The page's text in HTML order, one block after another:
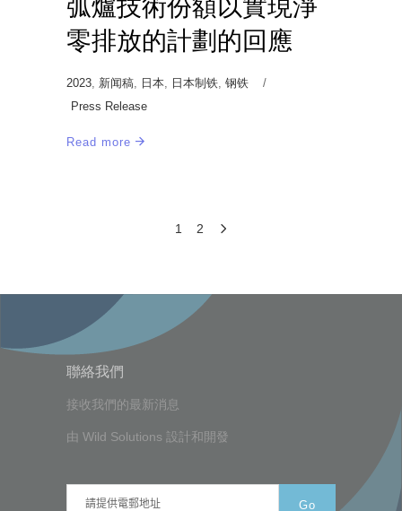
弧爐技術份額以實現淨
零排放的計劃的回應
2023 新闻稿 日本 日本制铁 钢铁
Press Release
Read more
1 2
聯絡我們
接收我們的最新消息
由 Wild Solutions 設計和開發